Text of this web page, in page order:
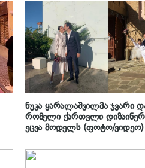
ნუკა ყარალაშვილმა ჯვარი
რომელი ქართვლი
ეცვა მოდელს (ფოტო/ვიდეო)